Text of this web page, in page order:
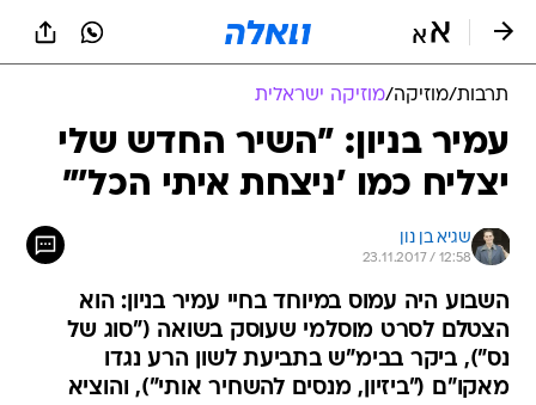
תרבות/מוזיקה/מוזיקה ישראלית
עמיר בניון: "השיר החדש שלי
יצליח כמו 'ניצחת איתי הכל'"
שגיא בן נון
23.11.2017 / 12:58
השבוע היה עמוס במיוחד בחיי עמיר בניון: הוא
הצטלם לסרט מוסלמי שעוסק בשואה ("סוג של
נס"), ביקר בבימ"ש בתביעת לשון הרע נגדו
מאקו"ם ("ביזיון, מנסים להשחיר אותי"), והוציא